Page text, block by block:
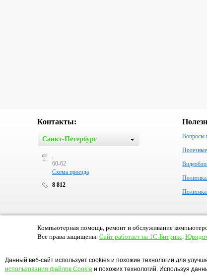
Контакты:
Санкт-Петербург
,
60-62
Схема проезда
8 812
Вопросы
Компьютерная помощь, ремонт и обслуживание
Все права защищены. Сайт работает на 1С-Битрикс.
Данный веб-сайт использует cookies и похожие технологии для
использования файлов Cookie и похожих технологий. Используя